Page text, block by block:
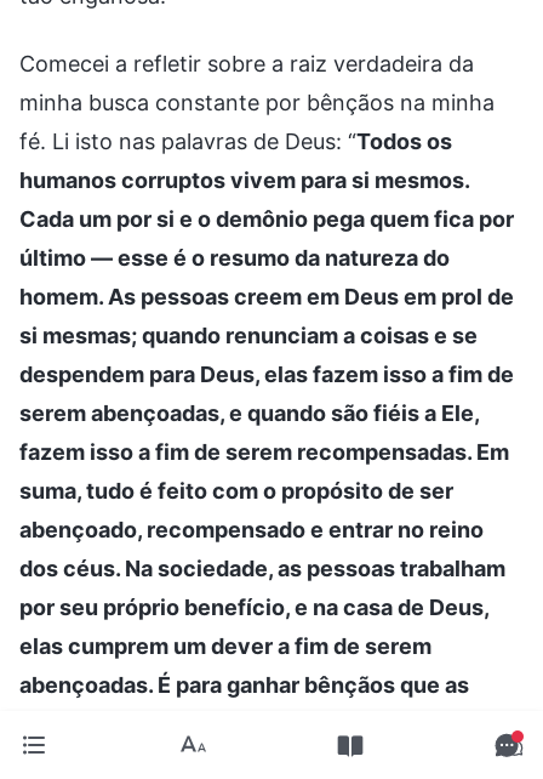
Comecei a refletir sobre a raiz verdadeira da
minha busca constante por bênçãos na minha
fé. Li isto nas palavras de Deus: “Todos os
humanos corruptos vivem para si mesmos.
Cada um por si e o demônio pega quem fica por
último — esse é o resumo da natureza do
homem. As pessoas creem em Deus em prol de
si mesmas; quando renunciam a coisas e se
despendem para Deus, elas fazem isso a fim de
serem abençoadas, e quando são fiéis a Ele,
fazem isso a fim de serem recompensadas. Em
suma, tudo é feito com o propósito de ser
abençoado, recompensado e entrar no reino
dos céus. Na sociedade, as pessoas trabalham
por seu próprio benefício, e na casa de Deus,
elas cumprem um dever a fim de serem
abençoadas. É para ganhar bênçãos que as
suportar muito sofrimento: não há melhor